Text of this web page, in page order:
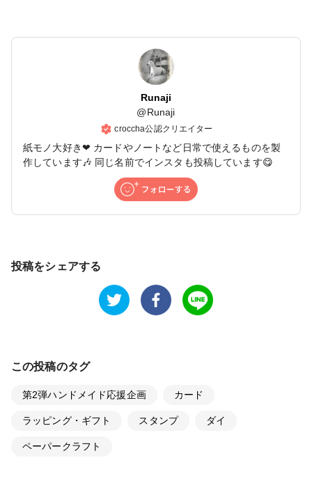
Runaji
@Runaji
croccha公認クリエイター
紙モノ大好き❤ カードやノートなど日常で使えるものを製
作しています🎶 同じ名前でインスタも投稿しています😋
投稿をシェアする
この投稿のタグ
第2弾ハンドメイド応援企画 カード
ラッピング・ギフト スタンプ ダイ
ペーパークラフト